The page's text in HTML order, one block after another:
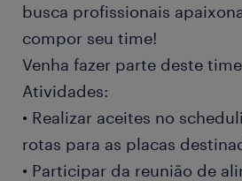
busca profissionais
compor seu time!
Venha fazer parte deste
Atividades:
• Realizar aceites no
rotas para as placas
• Participar da reunião de